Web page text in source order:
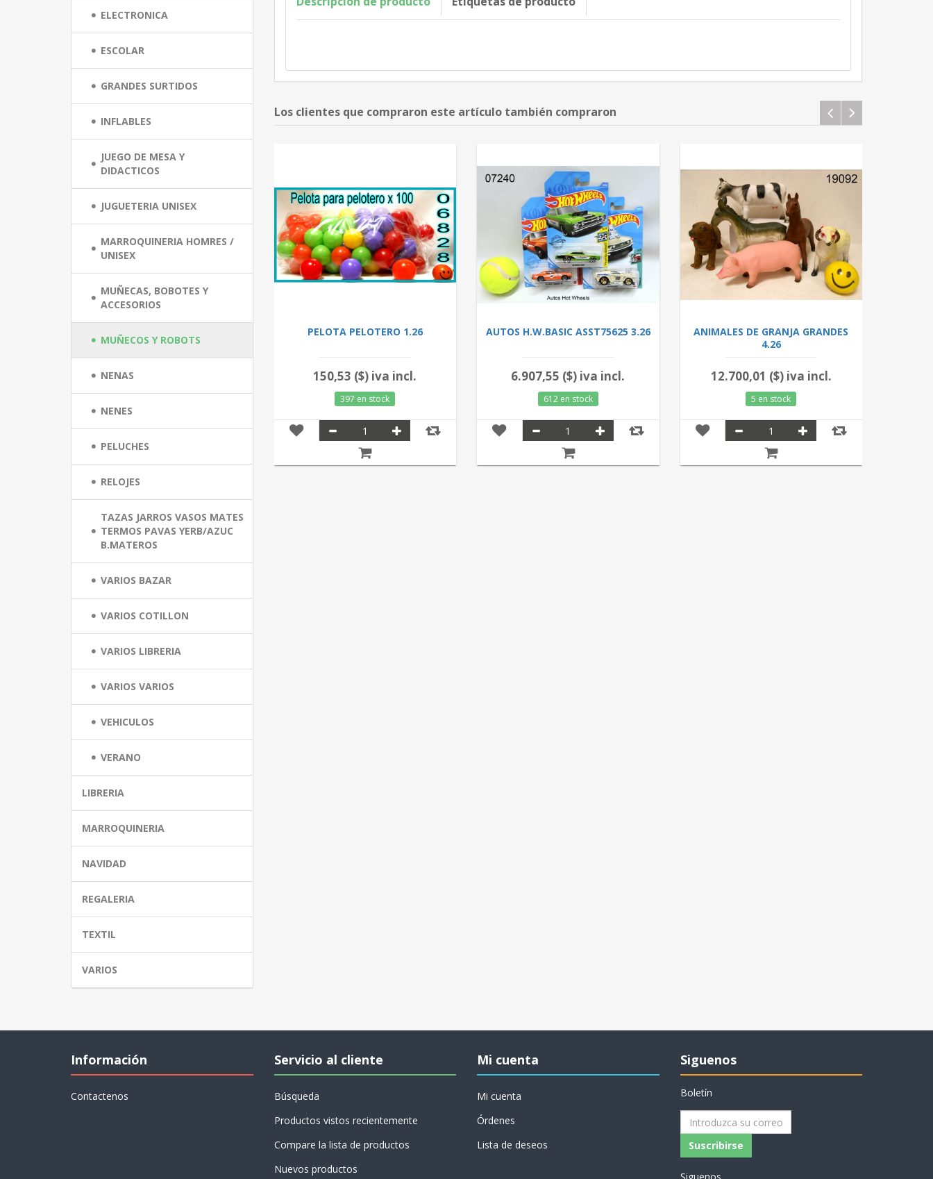
ELECTRONICA
ESCOLAR
GRANDES SURTIDOS
INFLABLES
JUEGO DE MESA Y
DIDACTICOS
JUGUETERIA UNISEX
MARROQUINERIA HOMRES /
UNISEX
MUÑECAS, BOBOTES Y
ACCESORIOS
MUÑECOS Y ROBOTS
NENAS
NENES
PELUCHES
RELOJES
TAZAS JARROS VASOS MATES
TERMOS PAVAS YERB/AZUC
B.MATEROS
VARIOS BAZAR
VARIOS COTILLON
VARIOS LIBRERIA
VARIOS VARIOS
VEHICULOS
VERANO
LIBRERIA
MARROQUINERIA
NAVIDAD
REGALERIA
TEXTIL
VARIOS
Los clientes que compraron este artículo también compraron
PELOTA PELOTERO 1.26
150,53 ($) iva incl.
397 en stock
AUTOS H.W.BASIC ASST75625 3.26
6.907,55 ($) iva incl.
612 en stock
ANIMALES DE GRANJA GRANDES
4.26
12.700,01 ($) iva incl.
5 en stock
Información
Contactenos
Servicio al cliente
Búsqueda
Productos vistos recientemente
Compare la lista de productos
Nuevos productos
Mi cuenta
Mi cuenta
Órdenes
Lista de deseos
Siguenos
Boletín